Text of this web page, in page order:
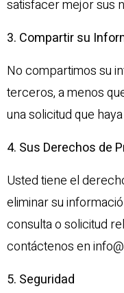
satisfacer mejor sus
3. Compartir su
No compartimos su
terceros, a menos
una solicitud que
4. Sus Derechos de
Usted tiene el
eliminar su
consulta o solicitud
contáctenos en
5. Seguridad